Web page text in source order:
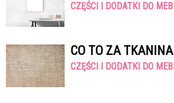
CZĘŚCI I DODATKI DO
CO TO ZA
CZĘŚCI I DODATKI DO